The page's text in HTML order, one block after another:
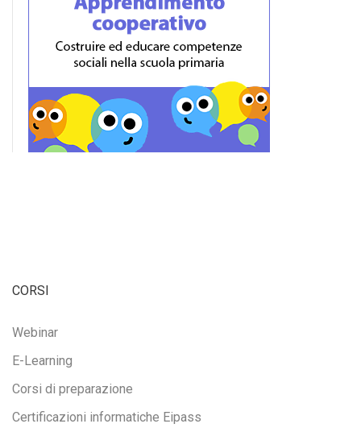
CORSI
Webinar
E-Learning
Corsi di preparazione
Certificazioni informatiche Eipass